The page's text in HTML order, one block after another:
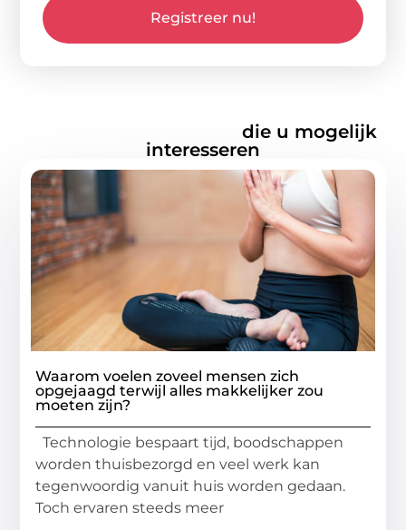
Registreer nu!
die u mogelijk
interesseren
Waarom voelen zoveel mensen zich
opgejaagd terwijl alles makkelijker zou
moeten zijn?
Technologie bespaart tijd, boodschappen
worden thuisbezorgd en veel werk kan
tegenwoordig vanuit huis worden gedaan.
Toch ervaren steeds meer